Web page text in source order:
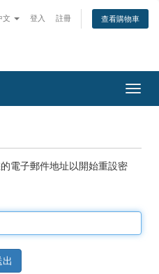
文 登入 註冊 查看購物車
切
換
電子郵件地址以開始重設密